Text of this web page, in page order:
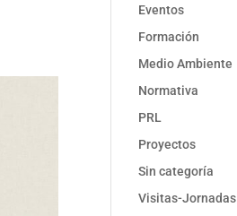
Eventos
Formación
Medio Ambiente
Normativa
PRL
Proyectos
Sin categoría
Visitas-Jornadas